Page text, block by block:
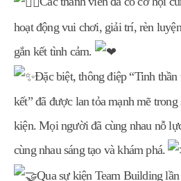
hoạt động vui chơi, giải trí, rèn
gắn kết tình cảm.
Đặc biệt, thông điệp “Tinh thần
kết” đã được lan tỏa mạnh mẽ
kiện. Mọi người đã cùng nhau nỗ
cùng nhau sáng tạo và khám phá.
Qua sự kiện Team Building